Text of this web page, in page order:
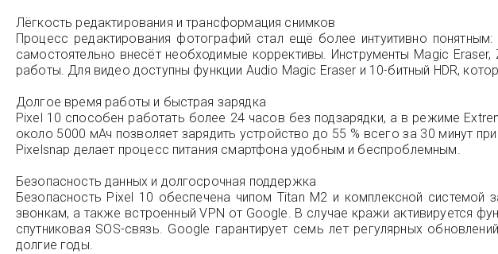
Лёгкость редактирования и трансформация снимков
Процесс редактирования фотографий стал ещё более интуитивно
самостоятельно внесёт необходимые коррективы. Инструменты Magic
работы. Для видео доступны функции Audio Magic Eraser и 10-битный HDR,
Долгое время работы и быстрая зарядка
Pixel 10 способен работать более 24 часов без подзарядки, а в режиме
около 5000 мАч позволяет зарядить устройство до 55 % всего за 30 минут
Pixelsnap делает процесс питания смартфона удобным и беспроблемным.
Безопасность данных и долгосрочная поддержка
Безопасность Pixel 10 обеспечена чипом Titan M2 и комплексной
звонкам, а также встроенный VPN от Google. В случае кражи активируется
спутниковая SOS-связь. Google гарантирует семь лет регулярных
долгие годы.